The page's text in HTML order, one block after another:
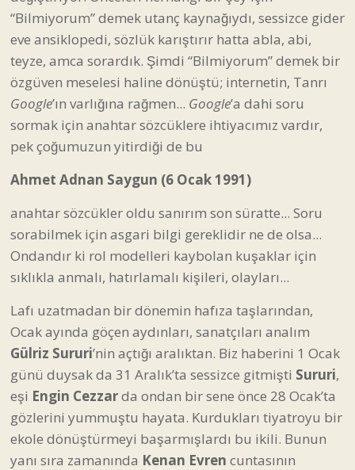
“Bilmiyorum” demek utanç kaynağıydı, sessizce gider
eve ansiklopedi, sözlük karıştırır hatta abla, abi,
teyze, amca sorardık. Şimdi “Bilmiyorum” demek bir
özgüven meselesi haline dönüştü; internetin, Tanrı
Google’ın varlığına rağmen... Google’a dahi soru
sormak için anahtar sözcüklere ihtiyacımız vardır,
pek çoğumuzun yitirdiği de bu
Ahmet Adnan Saygun (6 Ocak 1991)
anahtar sözcükler oldu sanırım son süratte... Soru
sorabilmek için asgari bilgi gereklidir ne de olsa...
Ondandır ki rol modelleri kaybolan kuşaklar için
sıklıkla anmalı, hatırlamalı kişileri, olayları...
Lafı uzatmadan bir dönemin hafıza taşlarından,
Ocak ayında göçen aydınları, sanatçıları analım
Gülriz Sururi’nin açtığı aralıktan. Biz haberini 1 Ocak
günü duysak da 31 Aralık’ta sessizce gitmişti Sururi,
eşi Engin Cezzarda ondan bir sene önce 28 Ocak’ta
gözlerini yummuştu hayata. Kurdukları tiyatroyu bir
ekole dönüştürmeyi başarmışlardı bu ikili. Bunun
yanı sıra zamanında Kenan Evren cuntasının